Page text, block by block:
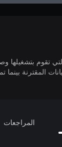
تقوم
المراجعات